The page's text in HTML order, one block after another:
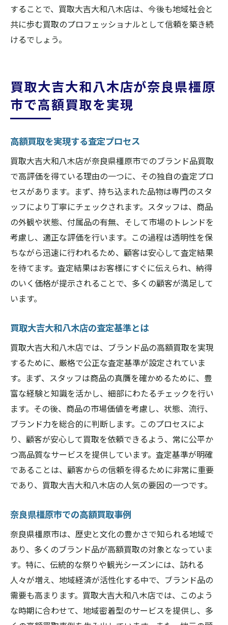
することで、買取大吉大和八木店は、今後も地域社会と
共に歩む買取のプロフェッショナルとして信頼を築き続
けるでしょう。
買取大吉大和八木店が奈良県橿原
市で高額買取を実現
高額買取を実現する査定プロセス
買取大吉大和八木店が奈良県橿原市でのブランド品買取
で高評価を得ている理由の一つに、その独自の査定プロ
セスがあります。まず、持ち込まれた品物は専門のスタ
ッフにより丁寧にチェックされます。スタッフは、商品
の外観や状態、付属品の有無、そして市場のトレンドを
考慮し、適正な評価を行います。この過程は透明性を保
ちながら迅速に行われるため、顧客は安心して査定結果
を待てます。査定結果はお客様にすぐに伝えられ、納得
のいく価格が提示されることで、多くの顧客が満足して
います。
買取大吉大和八木店の査定基準とは
買取大吉大和八木店では、ブランド品の高額買取を実現
するために、厳格で公正な査定基準が設定されていま
す。まず、スタッフは商品の真贋を確かめるために、豊
富な経験と知識を活かし、細部にわたるチェックを行い
ます。その後、商品の市場価値を考慮し、状態、流行、
ブランド力を総合的に判断します。このプロセスによ
り、顧客が安心して買取を依頼できるよう、常に公平か
つ高品質なサービスを提供しています。査定基準が明確
であることは、顧客からの信頼を得るために非常に重要
であり、買取大吉大和八木店の人気の要因の一つです。
奈良県橿原市での高額買取事例
奈良県橿原市は、歴史と文化の豊かさで知られる地域で
あり、多くのブランド品が高額買取の対象となっていま
す。特に、伝統的な祭りや観光シーズンには、訪れる
人々が増え、地域経済が活性化する中で、ブランド品の
需要も高まります。買取大吉大和八木店では、このよう
な時期に合わせて、地域密着型のサービスを提供し、多